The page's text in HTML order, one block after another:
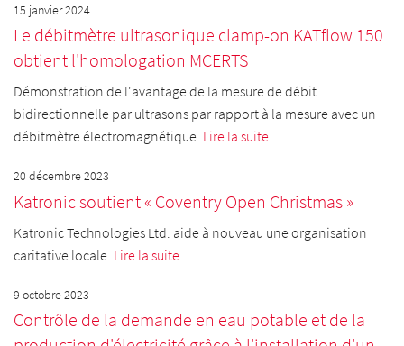
15 janvier 2024
Le débitmètre ultrasonique clamp-on KATflow 150
obtient l'homologation MCERTS
Démonstration de l'avantage de la mesure de débit
bidirectionnelle par ultrasons par rapport à la mesure avec un
débitmètre électromagnétique. Lire la suite ...
20 décembre 2023
Katronic soutient « Coventry Open Christmas »
Katronic Technologies Ltd. aide à nouveau une organisation
caritative locale. Lire la suite ...
9 octobre 2023
Contrôle de la demande en eau potable et de la